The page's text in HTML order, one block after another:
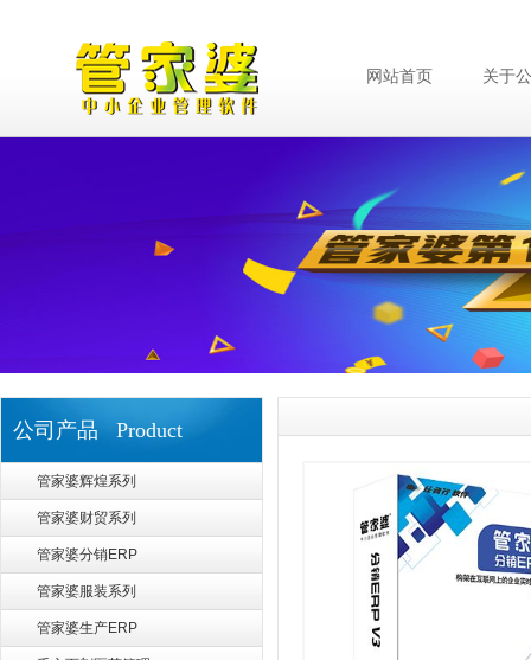
网站首页 关于
公司产品 Product
管家婆辉煌系列
管家婆财贸系列
管家婆分销ERP
管家婆服装系列
管家婆生产ERP